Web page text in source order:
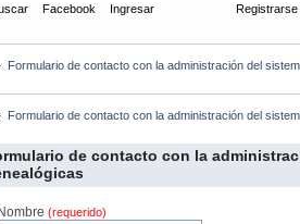
Facebook Ingresar Registrarse
Formulario de contacto con la administración del
Formulario de contacto con la administración del
de contacto con la
Nombre(requerido)